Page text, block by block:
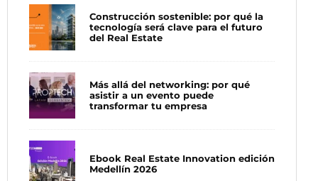
Construcción sostenible: por qué la
tecnología será clave para el futuro
del Real Estate
Más allá del networking: por qué
asistir a un evento puede
transformar tu empresa
Ebook Real Estate Innovation edición
Medellín 2026